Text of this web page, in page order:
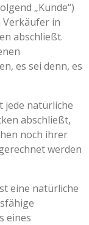
„Kunde“)
Verkäufer in
abschließt.
es sei denn, es
jede natürliche
abschließt,
noch ihrer
werden
eine natürliche
eines